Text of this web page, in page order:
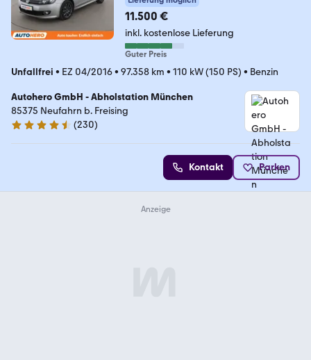
11.500 €
inkl. kostenlose Lieferung
Guter Preis
Unfallfrei • EZ 04/2016• 97.358 km • 110 kW (150 PS) • Benzin
Autohero GmbH - Abholstation München
85375 Neufahrn b. Freising
4.4 Sterne
(230)
Kontakt Parken